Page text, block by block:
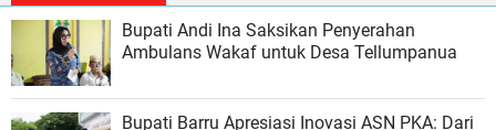
Bupati Andi Ina Saksikan Penyerahan
Ambulans Wakaf untuk Desa Tellumpanua
Bupati Barru Apresiasi Inovasi ASN PKA: Dari